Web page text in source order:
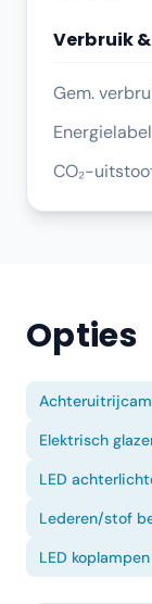
Verbruik
Gem.
Energielabel
CO₂-
Opties
Elektrisch
LED
Lederen/stof
LED koplampen